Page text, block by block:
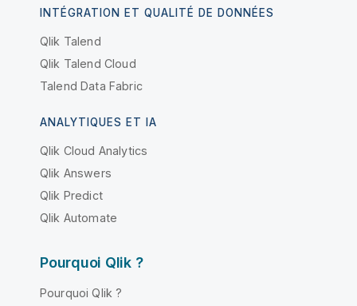
INTÉGRATION ET QUALITÉ DE DONNÉES
Qlik Talend
Qlik Talend Cloud
Talend Data Fabric
ANALYTIQUES ET IA
Qlik Cloud Analytics
Qlik Answers
Qlik Predict
Qlik Automate
Pourquoi Qlik ?
Pourquoi Qlik ?